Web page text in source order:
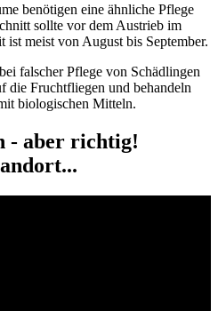
benötigen eine ähnliche Pflege
sollte vor dem Austrieb im
meist von August bis September.
falscher Pflege von Schädlingen
die Fruchtfliegen und behandeln
biologischen Mitteln.
- aber richtig!